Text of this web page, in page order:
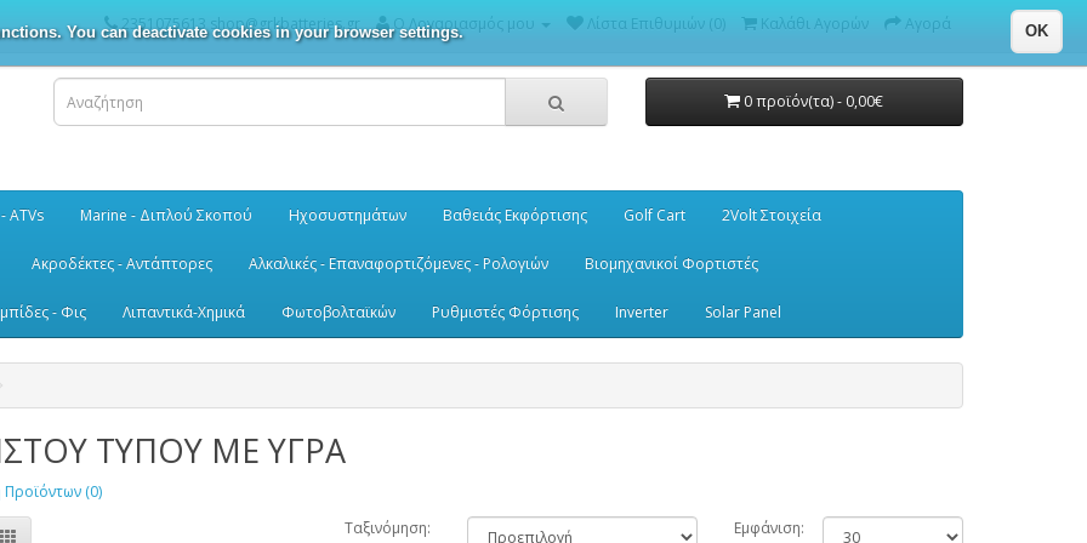
You can deactivate cookies in your browser settings. OK
2351075613 shop@grkbatteries.gr Ο Λογαριασμός μου Λίστα Επιθυμιών (0) Καλάθι Αγορών Αγορά
0 προϊόν(τα) - 0,00€
ATVs Marine - Διπλού Σκοπού Ηχοσυστημάτων Βαθειάς Εκφόρτισης Golf Cart 2Volt Στοιχεία
Ακροδέκτες - Αντάπτορες Αλκαλικές - Επαναφορτιζόμενες - Ρολογιών Βιομηχανικοί Φορτιστές
- Φις Λιπαντικά-Χημικά Φωτοβολταϊκών Ρυθμιστές Φόρτισης Inverter Solar Panel
ΤΥΠΟΥ ΜΕ ΥΓΡΑ
Προϊόντων (0)
Ταξινόμηση:
Εμφάνιση: